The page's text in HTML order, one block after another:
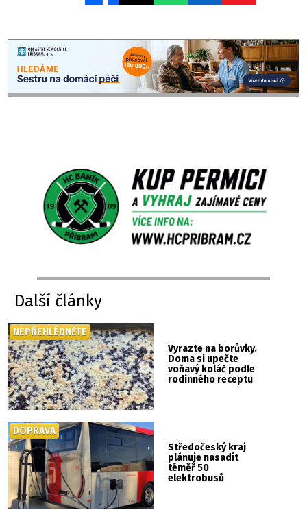
Další články
Vyrazte na borůvky.
Doma si upečte
voňavý koláč podle
rodinného receptu
NEPŘEHLÉDNĚTE
Středočeský kraj
plánuje nasadit
téměř 50
elektrobusů
DOPRAVA